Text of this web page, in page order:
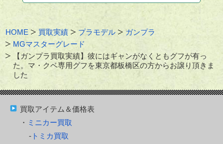
HOME 買取実績 プラモデル
ガンプラ
MGマスターグレード
【ガンプラ買取実績】彼にはギャンがなくともグフが有っ
た。マ・クベ専用グフを東京都板橋区の方からお譲り頂きま
した
買取アイテム＆価格表
ミニカー買取
トミカ買取